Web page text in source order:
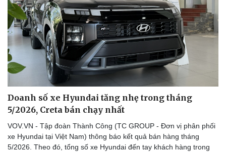
Doanh nghiệp
Thông tin doanh nghiệp
Doanh nghiệp 24h
Doanh nhân
Vì cộng đồng
Sành điệu
Tin Công nghệ
Trải nghiệm
Chuyển đổi số
Doanh số xe Hyundai tăng nhẹ trong tháng
5/2026, Creta bán chạy nhất
VOV.VN - Tập đoàn Thành Công (TC GROUP - Đơn vị phân phối
xe Hyundai tại Việt Nam) thông báo kết quả bán hàng tháng
5/2026. Theo đó, tổng số xe Hyundai đến tay khách hàng trong